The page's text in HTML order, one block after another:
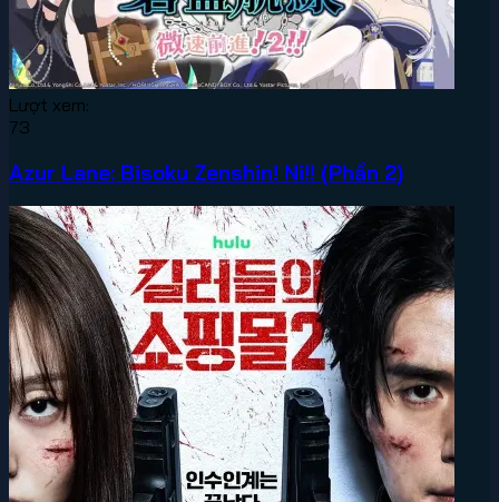
Lượt xem:
73
Azur Lane: Bisoku Zenshin! Ni!! (Phần 2)